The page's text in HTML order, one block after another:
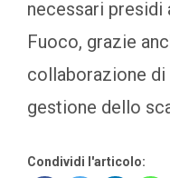
necessari presidi
Fuoco, grazie
collaborazione
gestione dello
Condividi l'articolo: